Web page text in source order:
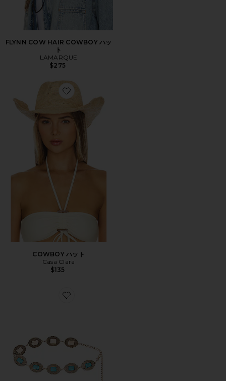
FLYNN COW HAIR COWBOY ハッ
ト
LAMARQUE
$275
Favorite COWBOY ハット
COWBOY ハット
Casa Clara
$135
Favorite ベルト